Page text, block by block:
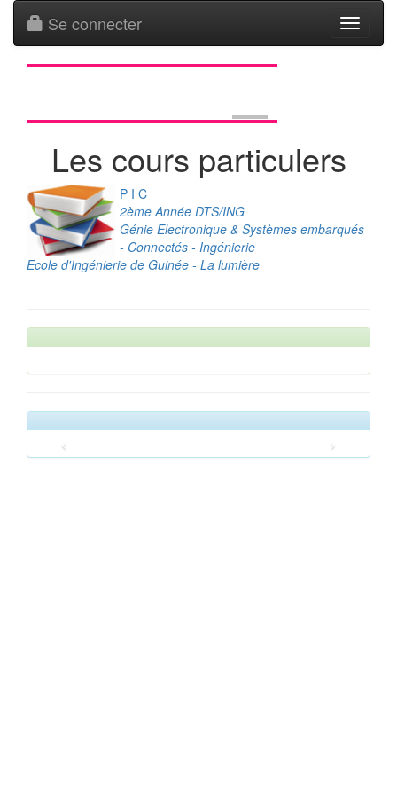
Toggle
Se connecter
Les cours particulers
P I C
2ème Année DTS/ING
Génie Electronique & Systèmes embarqués
- Connectés - Ingénierie
Ecole d'Ingénierie de Guinée - La lumière